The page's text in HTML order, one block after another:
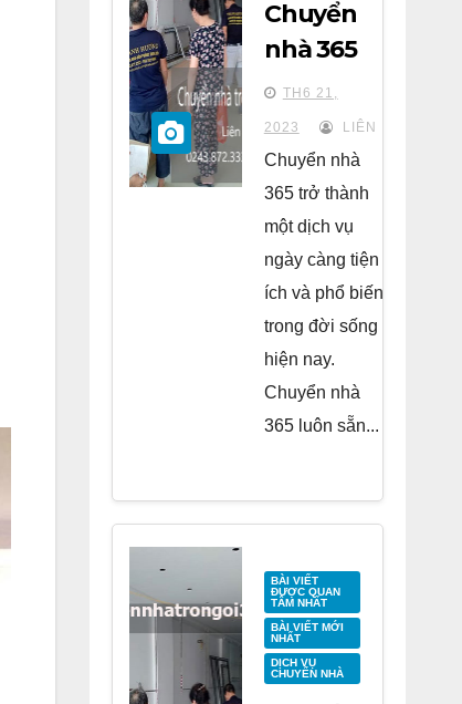
Chuyển
nhà 365
tại chung
cư BID
Residence
Tố Hữu
TH6 21,
2023 LIÊN
Chuyển nhà
365 trở thành
một dịch vụ
ngày càng tiện
ích và phổ biến
trong đời sống
hiện nay.
Chuyển nhà
365 luôn sẵn...
BÀI VIẾT
ĐƯỢC QUAN
TÂM NHẤT
BÀI VIẾT MỚI
NHẤT
DỊCH VỤ
CHUYỂN NHÀ